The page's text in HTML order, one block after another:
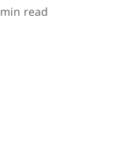
min read